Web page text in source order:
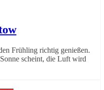
Frühling richtig genießen.
scheint, die Luft wird